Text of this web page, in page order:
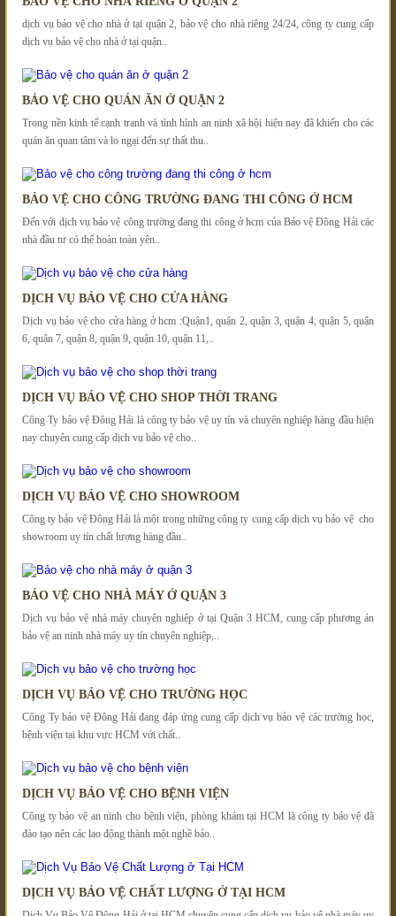
dịch vụ bảo vệ cho nhà ở tại quận 2, bảo vệ cho nhà riêng 24/24, công ty cung cấp
dịch vụ bảo vệ cho nhà ở tại quận..
BẢO VỆ CHO QUÁN ĂN Ở QUẬN 2
Trong nền kinh tế cạnh tranh và tình hình an ninh xã hội hiện nay đã khiến cho các
quán ăn quan tâm và lo ngại đến sự thất thu..
BẢO VỆ CHO CÔNG TRƯỜNG ĐANG THI CÔNG Ở HCM
Đến với dịch vụ bảo vệ công trường đang thi công ở hcm của Bảo vệ Đông Hải các
nhà đầu tư có thể hoàn toàn yên..
DỊCH VỤ BẢO VỆ CHO CỬA HÀNG
Dịch vụ bảo vệ cho cửa hàng ở hcm :Quận1, quận 2, quận 3, quận 4, quận 5, quận
6, quận 7, quận 8, quận 9, quận 10, quận 11,..
DỊCH VỤ BẢO VỆ CHO SHOP THỜI TRANG
Công Ty bảo vệ Đông Hải là công ty bảo vệ uy tín và chuyên nghiệp hàng đầu hiện
nay chuyên cung cấp dịch vụ bảo vệ cho..
DỊCH VỤ BẢO VỆ CHO SHOWROOM
Công ty bảo vệ Đông Hải là một trong những công ty cung cấp dịch vụ bảo vệ cho
showroom uy tín chất lượng hàng đầu..
BẢO VỆ CHO NHÀ MÁY Ở QUẬN 3
Dịch vụ bảo vệ nhà máy chuyên nghiệp ở tại Quận 3 HCM, cung cấp phương án
bảo vệ an ninh nhà máy uy tín chuyên nghiệp,..
DỊCH VỤ BẢO VỆ CHO TRƯỜNG HỌC
Công Ty bảo vệ Đông Hải đang đáp ứng cung cấp dịch vụ bảo vệ các trường học,
bệnh viện tại khu vực HCM với chất..
DỊCH VỤ BẢO VỆ CHO BỆNH VIỆN
Công ty bảo vệ an ninh cho bệnh viện, phòng khám tại HCM là công ty bảo vệ đã
đào tạo nên các lao động thành một nghề bảo..
DỊCH VỤ BẢO VỆ CHẤT LƯỢNG Ở TẠI HCM